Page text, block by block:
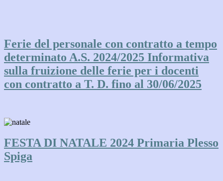
Ferie del personale con contratto a tempo
determinato A.S. 2024/2025 Informativa
sulla fruizione delle ferie per i docenti
con contratto a T. D. fino al 30/06/2025
FESTA DI NATALE 2024 Primaria Plesso
Spiga